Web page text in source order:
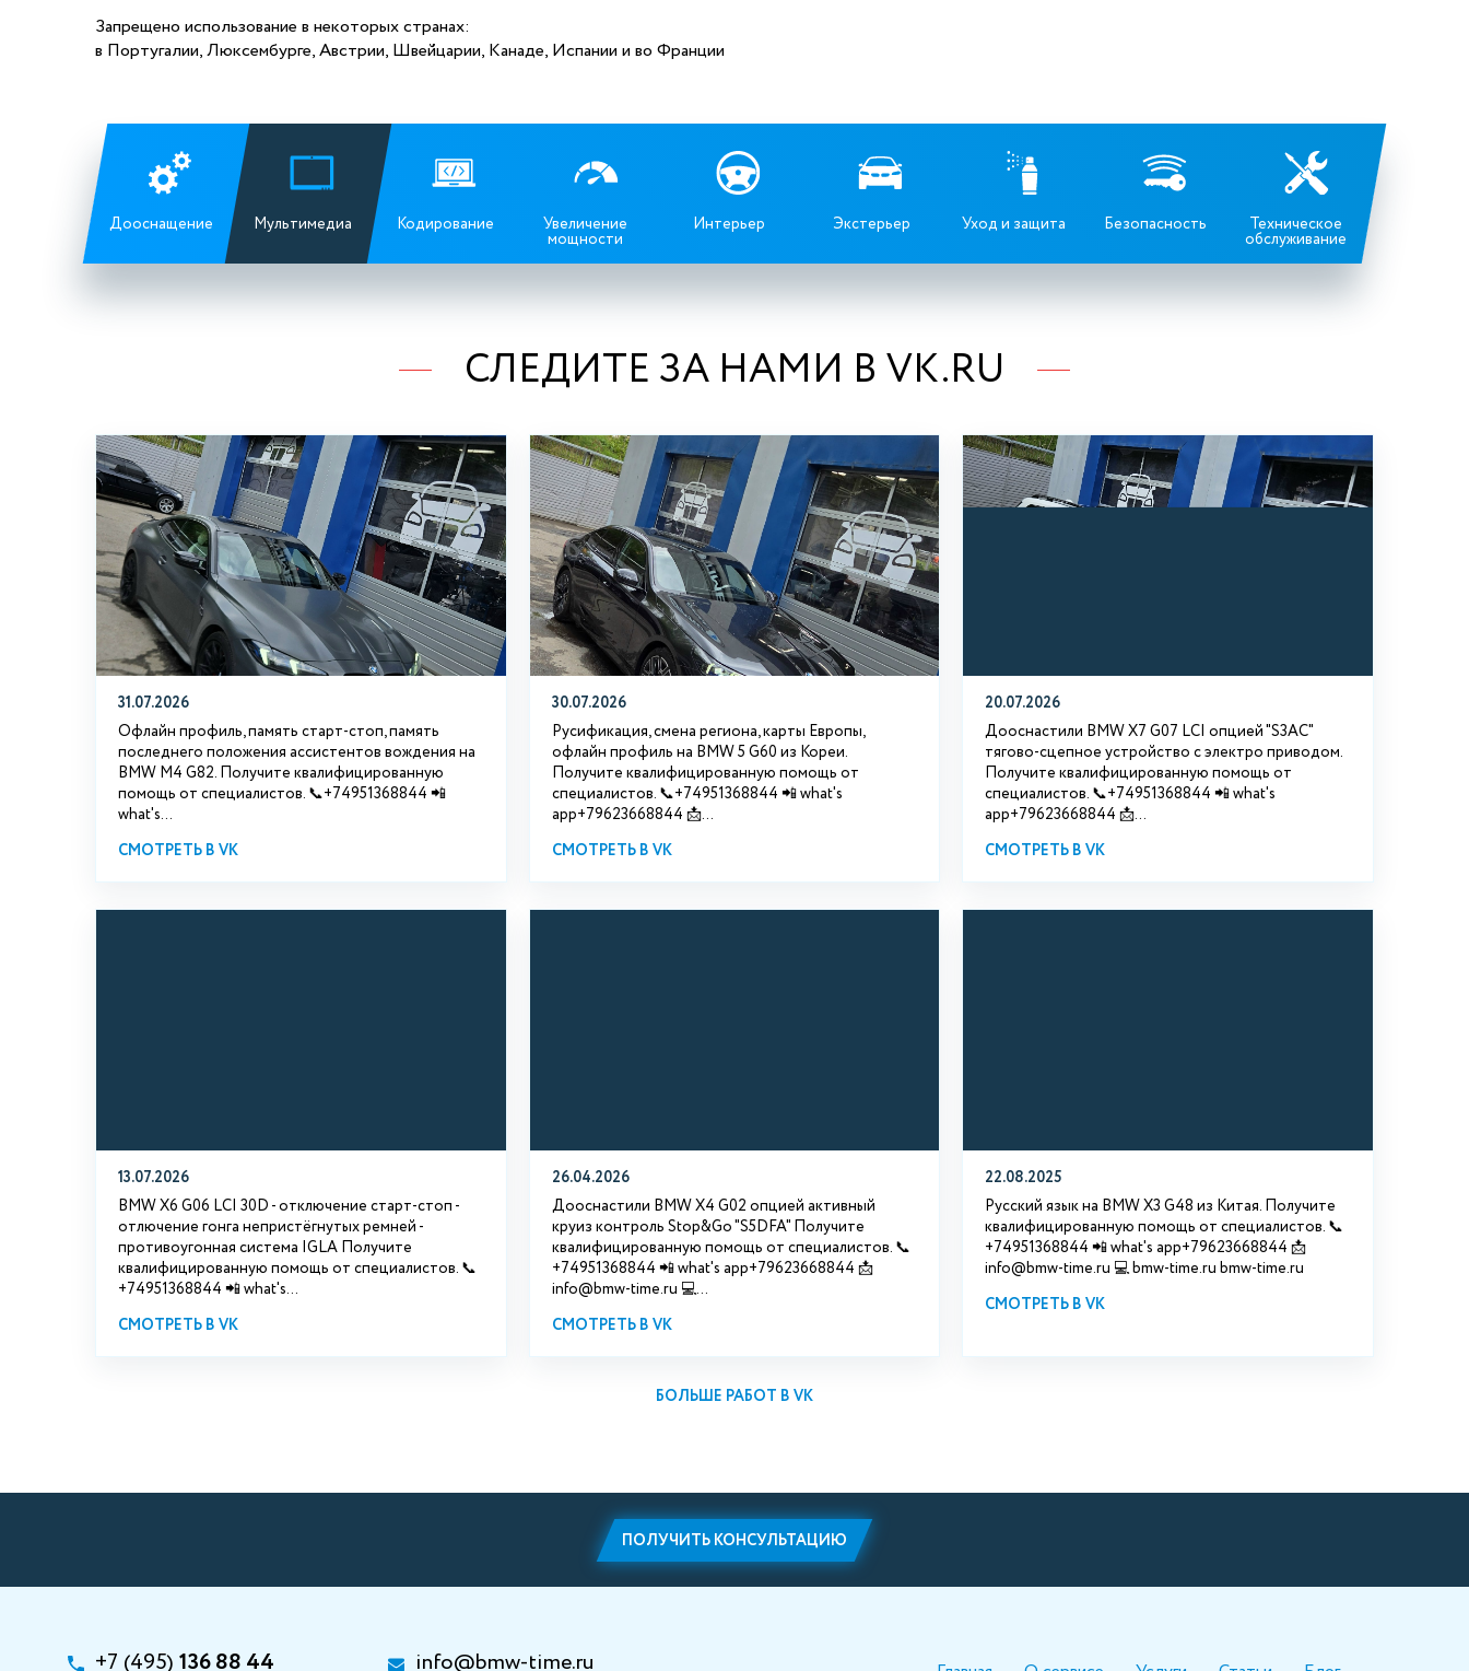
Запрещено использование в некоторых странах:
в Португалии, Люксембурге,Австрии, Швейцарии, Канаде, Испании и во Франции
Дооснащение Мультимедиа Кодирование Увеличение
мощности
Интерьер Экстерьер Уход и защита Безопасность Техническое
обслуживание
СЛЕДИТЕ ЗА НАМИ В VK.RU
31.07.2026
Офлайн профиль, память старт-стоп, память
последнего положения ассистентов вождения на
BMW М4 G82. Получите квалифицированную
помощь от специалистов. 📞+74951368844 📲
what's...
СМОТРЕТЬ В VK
30.07.2026
Русификация, смена региона, карты Европы,
офлайн профиль на BMW 5 G60 из Кореи.
Получите квалифицированную помощь от
специалистов. 📞+74951368844 📲 what's
app+79623668844 📩...
СМОТРЕТЬ В VK
20.07.2026
Дооснастили BMW Х7 G07 LCI опцией "S3АС"
тягово-сцепное устройство с электро приводом.
Получите квалифицированную помощь от
специалистов. 📞+74951368844 📲 what's
app+79623668844 📩...
СМОТРЕТЬ В VK
13.07.2026
BMW X6 G06 LCI 30D - отключение старт-стоп -
отлючение гонга непристёгнутых ремней -
противоугонная система IGLA Получите
квалифицированную помощь от специалистов. 📞
+74951368844 📲 what's...
СМОТРЕТЬ В VK
26.04.2026
Дооснастили BMW X4 G02 опцией активный
круиз контроль Stop&Go "S5DFA" Получите
квалифицированную помощь от специалистов. 📞
+74951368844 📲 what's app+79623668844 📩
info@bmw-time.ru 💻...
СМОТРЕТЬ В VK
22.08.2025
Русский язык на BMW X3 G48 из Китая. Получите
квалифицированную помощь от специалистов. 📞
+74951368844 📲 what's app+79623668844 📩
info@bmw-time.ru 💻 bmw-time.ru bmw-time.ru
СМОТРЕТЬ В VK
БОЛЬШЕ РАБОТ В VK
ПОЛУЧИТЬ КОНСУЛЬТАЦИЮ
+7 (495) 136 88 44 info@bmw-time.ru